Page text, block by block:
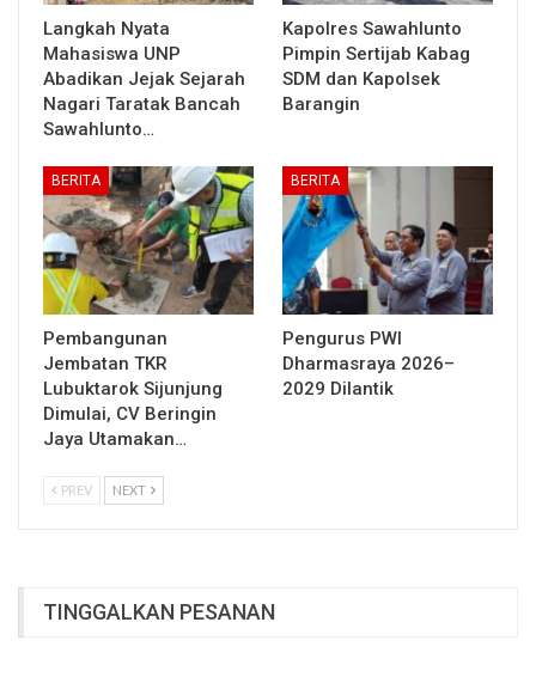
Langkah Nyata
Mahasiswa UNP
Abadikan Jejak Sejarah
Nagari Taratak Bancah
Sawahlunto…
Kapolres Sawahlunto
Pimpin Sertijab Kabag
SDM dan Kapolsek
Barangin
BERITA
Pembangunan
Jembatan TKR
Lubuktarok Sijunjung
Dimulai, CV Beringin
Jaya Utamakan…
BERITA
Pengurus PWI
Dharmasraya 2026–
2029 Dilantik
PREV NEXT
TINGGALKAN PESANAN